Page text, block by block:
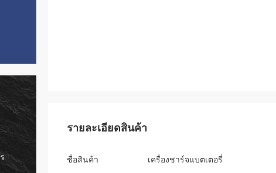
ส่งเร็ว คุณภาพดี ไว้จะอุดหนุนใหม่ :)
รายละเอียดสินค้า
ชื่อสินค้า เครื่องชาร์จแบตเตอรี่